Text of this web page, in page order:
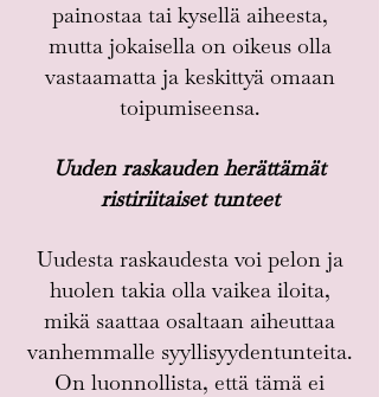
painostaa tai kysellä aiheesta,
mutta jokaisella on oikeus olla
vastaamatta ja keskittyä omaan
toipumiseensa.
Uuden raskauden herättämät
ristiriitaiset tunteet
Uudesta raskaudesta voi pelon ja
huolen takia olla vaikea iloita,
mikä saattaa osaltaan aiheuttaa
vanhemmalle syyllisyydentunteita.
On luonnollista, että tämä ei